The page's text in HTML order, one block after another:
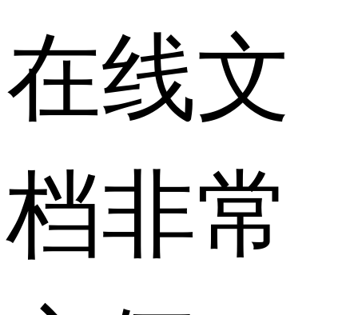
在线文
档非常